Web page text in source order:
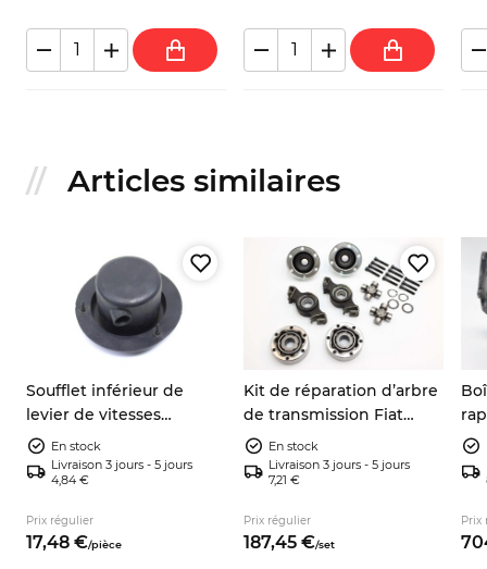
Articles similaires
Soufflet inférieur de
levier de vitesses
Autobianchi A112 Fiat 127
128 4322726 4318474
En stock
Livraison 3 jours - 5 jours
4,84 €
Prix régulier
17,48 €/pièce
Kit de réparation d’arbre
de transmission Fiat
Panda 141 4x4
En stock
Livraison 3 jours - 5 jours
7,21 €
Prix régulier
187,45 €/set
Prix